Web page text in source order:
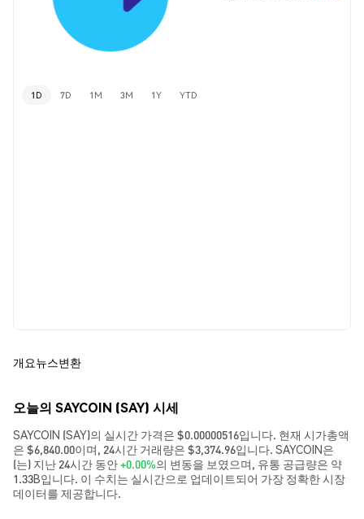
1D 7D 1M 3M 1Y YTD
개요뉴스변환
오늘의 SAYCOIN (SAY) 시세
SAYCOIN (SAY)의 실시간 가격은 $0.00000516입니다. 현재 시가총액
은 $6,840.00이며, 24시간 거래량은 $3,374.96입니다. SAYCOIN은
(는) 지난 24시간 동안+0.00%의 변동을 보였으며, 유통 공급량은 약
1.33B입니다. 이 수치는 실시간으로 업데이트되어 가장 정확한 시장
데이터를 제공합니다.